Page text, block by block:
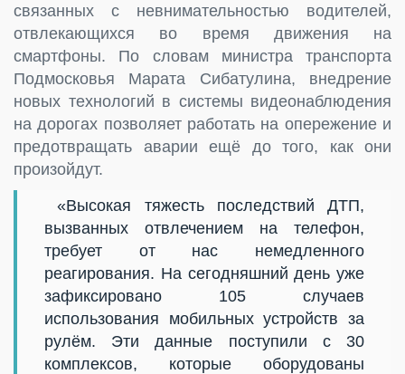
связанных с невнимательностью водителей,
отвлекающихся во время движения на
смартфоны. По словам министра транспорта
Подмосковья Марата Сибатулина, внедрение
новых технологий в системы видеонаблюдения
на дорогах позволяет работать на опережение и
предотвращать аварии ещё до того, как они
произойдут.
«Высокая тяжесть последствий ДТП,
вызванных отвлечением на телефон,
требует от нас немедленного
реагирования. На сегодняшний день уже
зафиксировано 105 случаев
использования мобильных устройств за
рулём. Эти данные поступили с 30
комплексов, которые оборудованы